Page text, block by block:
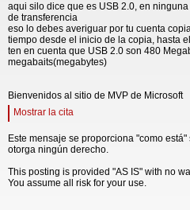
aqui silo dice que es USB 2.0, en
de transferencia
eso lo debes averiguar por tu cuenta
tiempo desde el inicio de la copia, hasta
ten en cuenta que USB 2.0 son 480
megabaits(megabytes)
Bienvenidos al sitio de MVP de Microsoft
Mostrar la cita
Este mensaje se proporciona "como
otorga ningún derecho.
This posting is provided "AS IS" with no
You assume all risk for your use.